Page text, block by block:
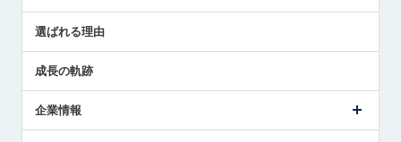
解決策提案
選ばれる理由
成長の軌跡
企業情報